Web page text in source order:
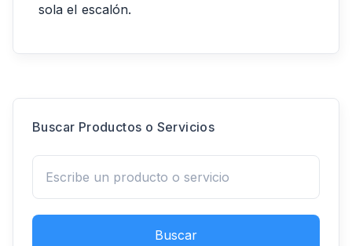
sola el escalón.
Buscar Productos o Servicios
Buscar